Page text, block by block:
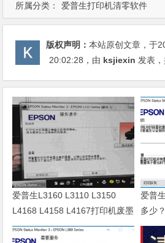
所属分类： 爱普生打印机清零软件
版权声明：本站原创文章，于
20:02:28 ，由 ksjiexin 发表，
爱普生L3160 L3110 L3150
L4168 L4158 L4167打印机废墨
清零软件
爱普
多少？